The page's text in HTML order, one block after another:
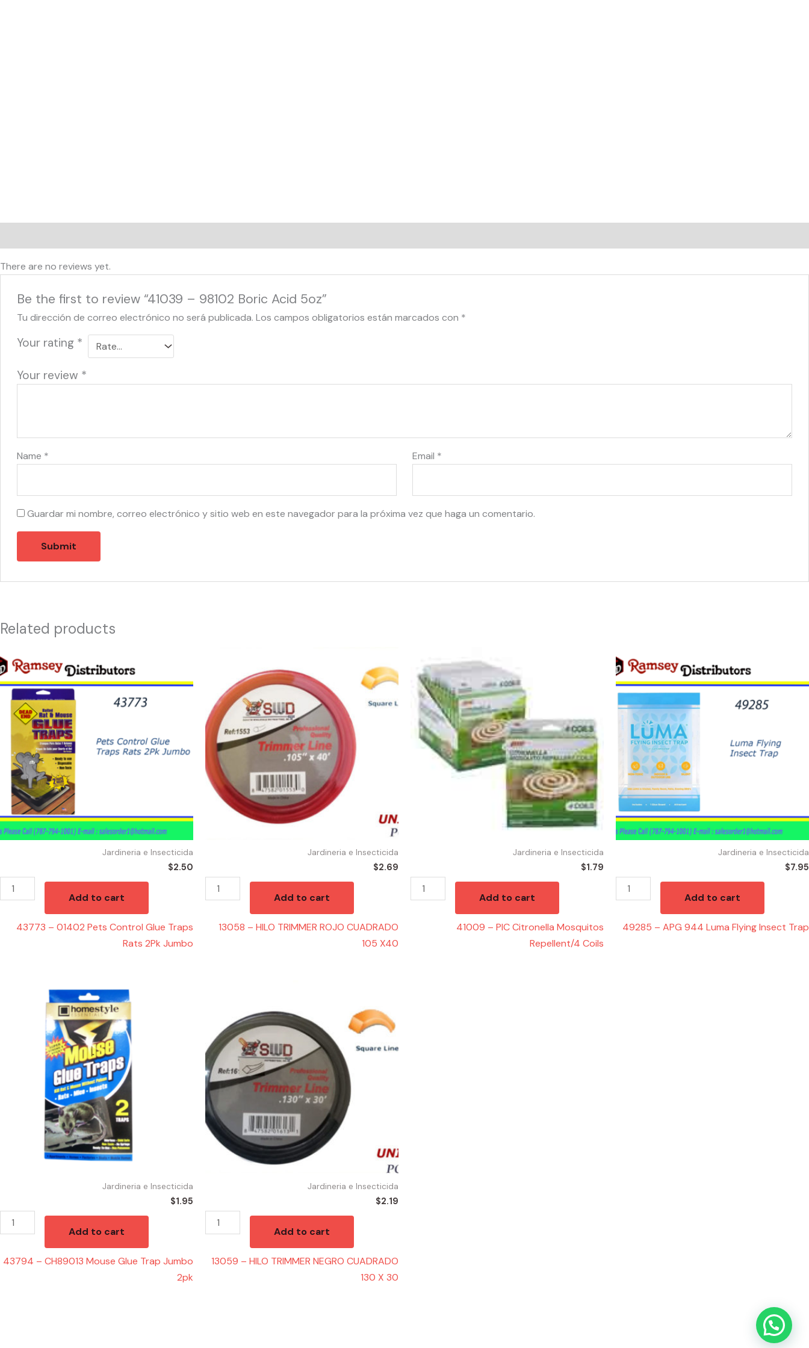
There are no reviews yet.
Be the first to review “41039 – 98102 Boric Acid 5oz”
Tu dirección de correo electrónico no será publicada. Los campos obligatorios están marcados con *
Your rating *
Your review *
Name * Email *
Guardar mi nombre, correo electrónico y sitio web en este navegador para la próxima vez que haga un comentario.
Related products
Jardineria e Insecticida
$2.50
43773
-
01402
Pets
Control
Glue
Traps
Rats
2Pk
Jumbo
quantity
Add to cart
43773 – 01402 Pets Control Glue Traps
Rats 2Pk Jumbo
Jardineria e Insecticida
$2.69
TRIMMER
ROJO
CUADRADO
105
X40
quantity
Add to cart
13058 – HILO TRIMMER ROJO CUADRADO
105 X40
Jardineria e Insecticida
$1.79
PIC
Citronella
Mosquitos
Repellent/4
Coils
quantity
Add to cart
41009 – PIC Citronella Mosquitos
Repellent/4 Coils
Jardineria e Insecticida
$7.95
49285
-
APG
944
Luma
Flying
Insect
Trap
quantity
Add to cart
49285 – APG 944 Luma Flying Insect Trap
Jardineria e Insecticida
$1.95
Add to cart
43794 – CH89013 Mouse Glue Trap Jumbo
2pk
Jardineria e Insecticida
$2.19
TRIMMER
NEGRO
CUADRADO
130
X
30
quantity
Add to cart
13059 – HILO TRIMMER NEGRO CUADRADO
130 X 30